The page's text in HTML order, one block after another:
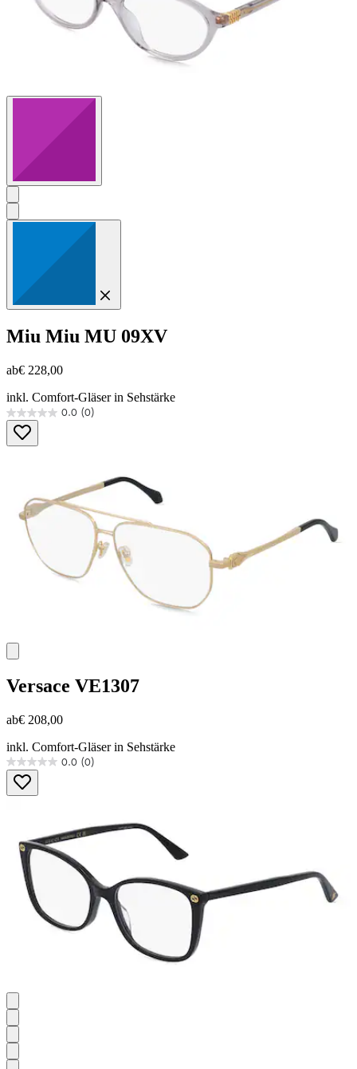
Miu Miu MU 09XV
ab€ 228,00
inkl. Comfort-Gläser in Sehstärke
0.0 (0)
0.0
von
5
Versace VE1307
ab€ 208,00
inkl. Comfort-Gläser in Sehstärke
0.0 (0)
0.0
von
5